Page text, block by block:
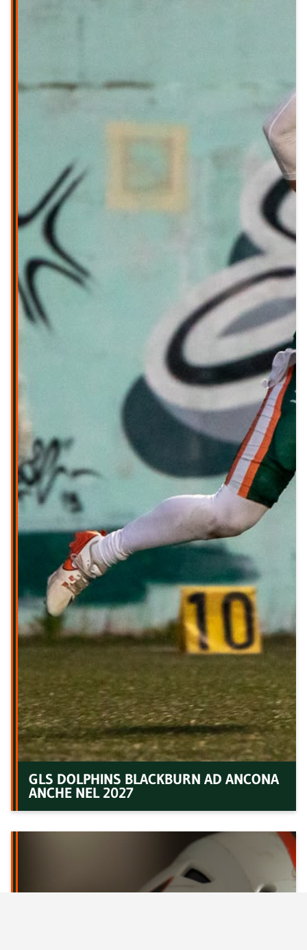
GLS DOLPHINS BLACKBURN AD ANCONA
ANCHE NEL 2027